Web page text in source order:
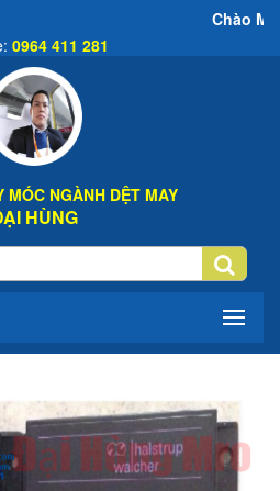
Chào Mừng Đến
0964 411 281
MÓC NGÀNH DỆT MAY
HÙNG